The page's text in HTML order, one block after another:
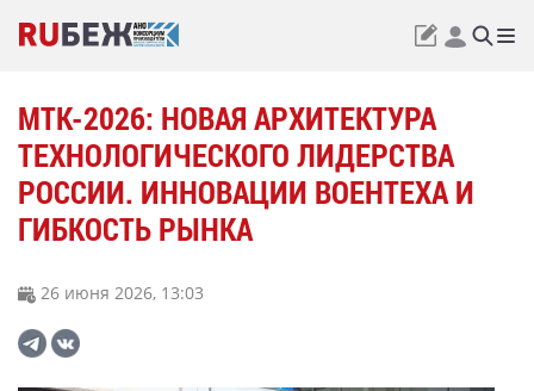
МТК-2026: НОВАЯ АРХИТЕКТУРА
ТЕХНОЛОГИЧЕСКОГО ЛИДЕРСТВА
РОССИИ. ИННОВАЦИИ ВОЕНТЕХА И
ГИБКОСТЬ РЫНКА
26 июня 2026, 13:03